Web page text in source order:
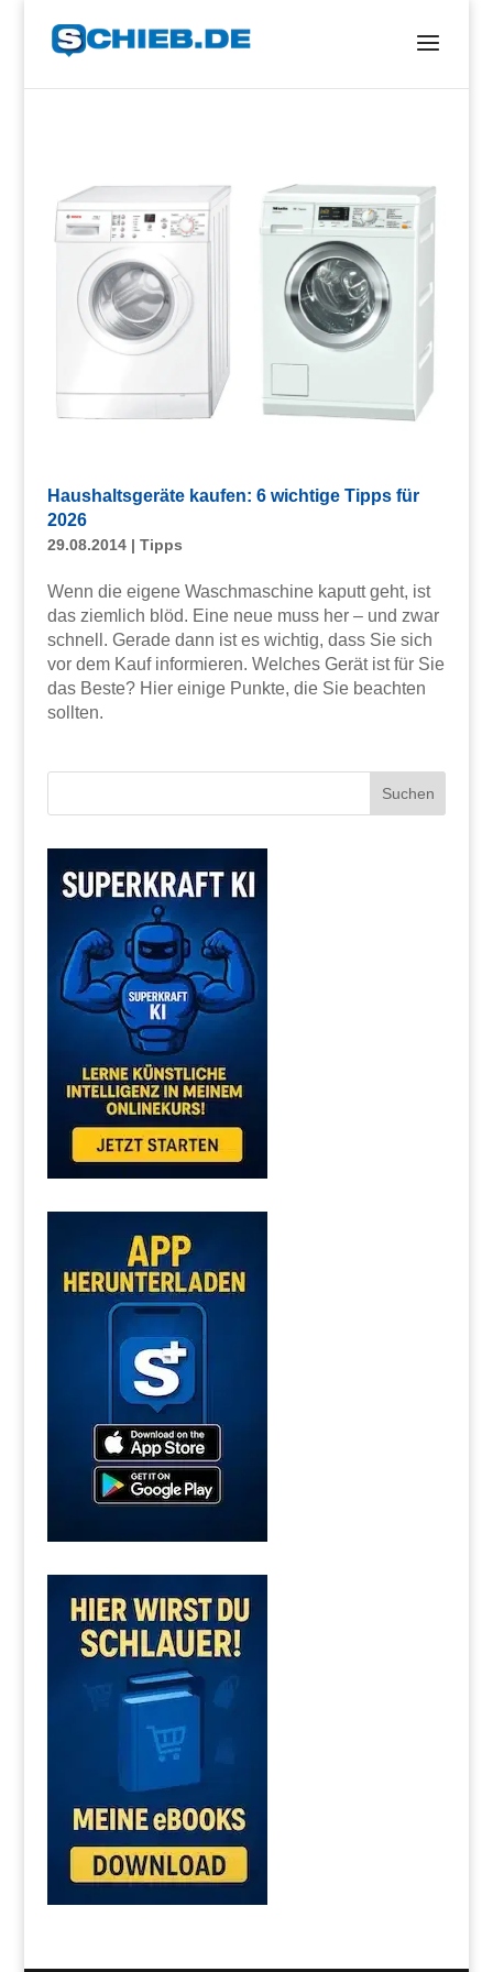
Haushaltsgeräte kaufen: 6 wichtige Tipps für
2026
29.08.2014| Tipps
Wenn die eigene Waschmaschine kaputt geht, ist
das ziemlich blöd. Eine neue muss her – und zwar
schnell. Gerade dann ist es wichtig, dass Sie sich
vor dem Kauf informieren. Welches Gerät ist für Sie
das Beste? Hier einige Punkte, die Sie beachten
sollten.